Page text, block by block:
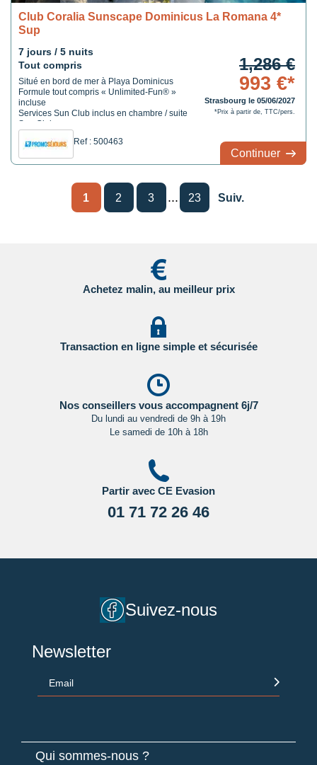
Club Coralia Sunscape Dominicus La Romana 4*
Sup
7 jours / 5 nuits
Tout compris
Situé en bord de mer à Playa Dominicus
Formule tout compris « Unlimited-Fun® »
incluse
Services Sun Club inclus en chambre / suite
Sun Club
Ref : 500463
1,286 €
993 €*
Strasbourg le 05/06/2027
*Prix à partir de, TTC/pers.
Continuer
1 2 3 ... 23 Suiv.
Achetez malin, au meilleur prix
Transaction en ligne simple et sécurisée
Nos conseillers vous accompagnent 6j/7
Du lundi au vendredi de 9h à 19h
Le samedi de 10h à 18h
Partir avec CE Evasion
01 71 72 26 46
Suivez-nous
Newsletter
Email
Qui sommes-nous ?